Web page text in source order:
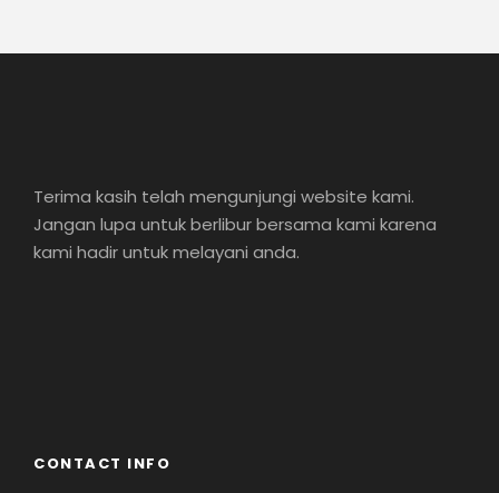
Terima kasih telah mengunjungi website kami.
Jangan lupa untuk berlibur bersama kami karena
kami hadir untuk melayani anda.
CONTACT INFO